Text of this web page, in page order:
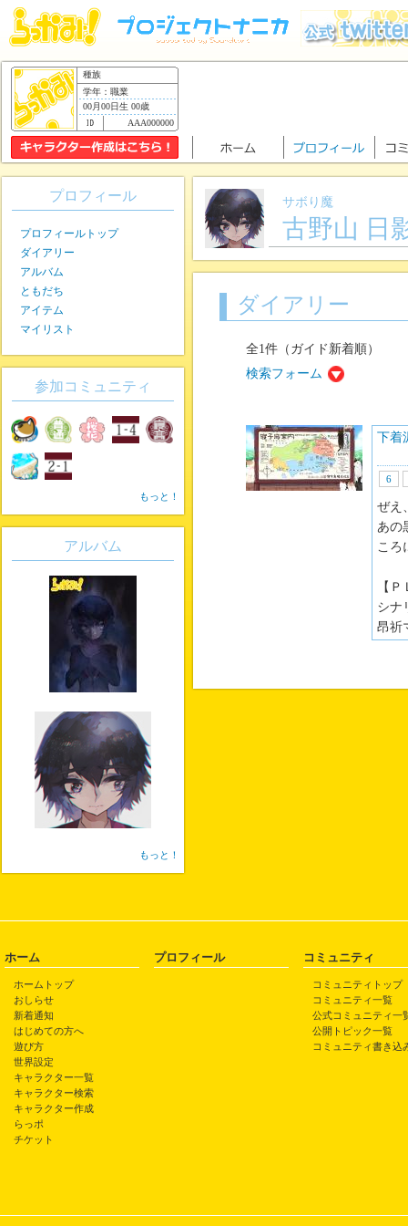
種族
学年：職業
00月00日生 00歳
AAA000000
サボり魔
古野山 日
ダイアリー
全1件（ガイド新着順）
検索フォーム
下着
6
ぜえ
あの
ころ
【
シナ
昂祈
プロフィール
プロフィールトップ
ダイアリー
アルバム
ともだち
アイテム
マイリスト
参加コミュニティ
もっと！
アルバム
もっと！
ホーム
ホームトップ
おしらせ
新着通知
はじめての方へ
遊び方
世界設定
キャラクター一覧
キャラクター検索
キャラクター作成
らっポ
チケット
プロフィール コミュニティ
コミュニティトップ
コミュニティ一覧
公式コミュニティ一
公開トピック一覧
コミュニティ書き込